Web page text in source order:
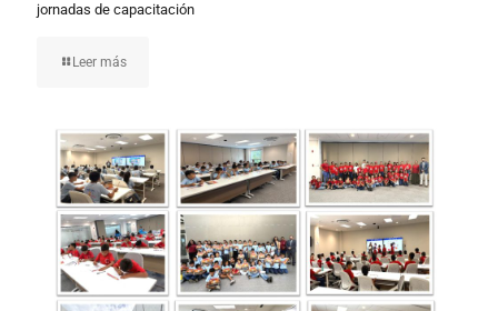
jornadas de capacitación
Leer más